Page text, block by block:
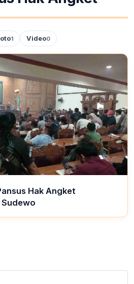
1 Video0
Hak Angket